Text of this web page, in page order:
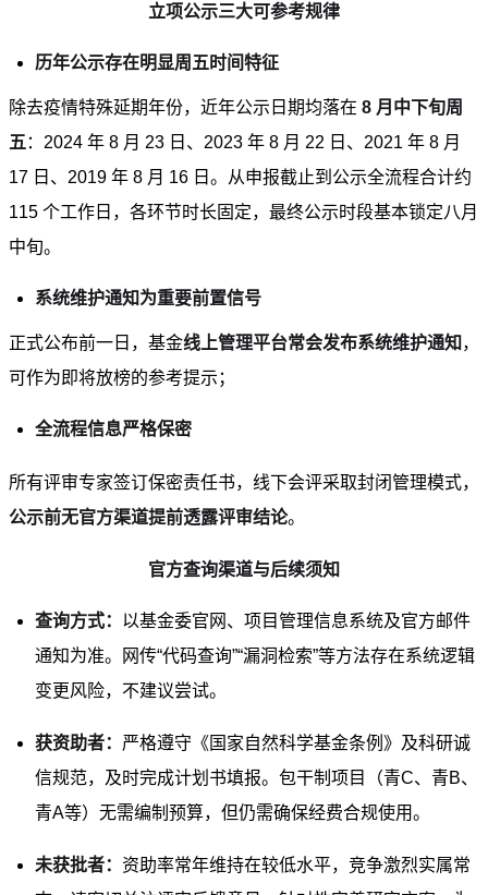
立项公示三大可参考规律
历年公示存在明显周五时间特征
除去疫情特殊延期年份，近年公示日期均落在 8 月中下旬周
五 ：2024 年 8 月 23 日、2023 年 8 月 22 日、2021 年 8 月
17 日、2019 年 8 月 16 日。从申报截止到公示全流程合计约
115 个工作日，各环节时长固定，最终公示时段基本锁定八月
中旬。
系统维护通知为重要前置信号
正式公布前一日，基金线上管理平台常会发布系统维护通知 ，
可作为即将放榜的参考提示；
全流程信息严格保密
所有评审专家签订保密责任书，线下会评采取封闭管理模式，
公示前无官方渠道提前透露评审结论。
官方查询渠道与后续须知
查询方式： 以基金委官网、项目管理信息系统及官方邮件
通知为准。网传“代码查询”“漏洞检索”等方法存在系统逻辑
变更风险，不建议尝试。
获资助者： 严格遵守《国家自然科学基金条例》及科研诚
信规范，及时完成计划书填报。包干制项目（青C、青B、
青A等）无需编制预算，但仍需确保经费合规使用。
未获批者： 资助率常年维持在较低水平，竞争激烈实属常